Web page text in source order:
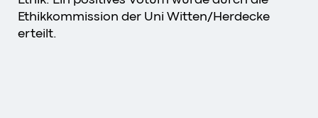
Ethikkommission der Uni Witten/Herdecke
erteilt.